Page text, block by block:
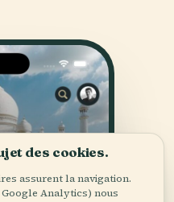
des cookies.
assurent la navigation.
Analytics) nous